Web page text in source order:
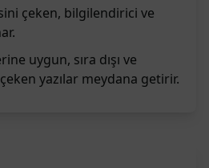
çeken, bilgilendirici ve
uygun, sıra dışı ve
yazılar meydana getirir.